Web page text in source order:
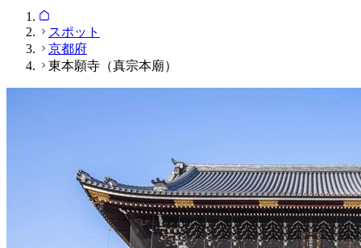
スポット
京都府
東本願寺（真宗本廟）